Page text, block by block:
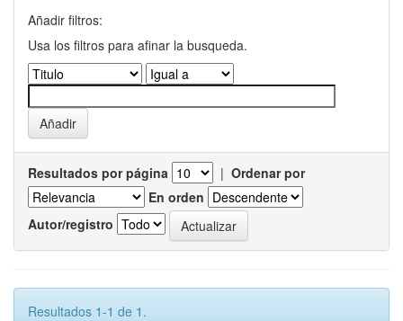
Añadir filtros:
Usa los filtros para afinar la busqueda.
Resultados por página | Ordenar por
En orden
Autor/registro
Resultados 1-1 de 1.